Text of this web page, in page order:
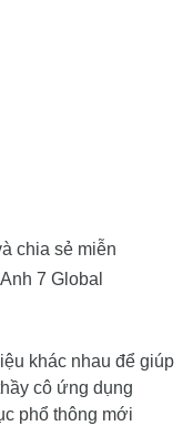
chia sẻ miễn
7 Global
khác nhau để giúp
cô ứng dụng
phổ thông mới